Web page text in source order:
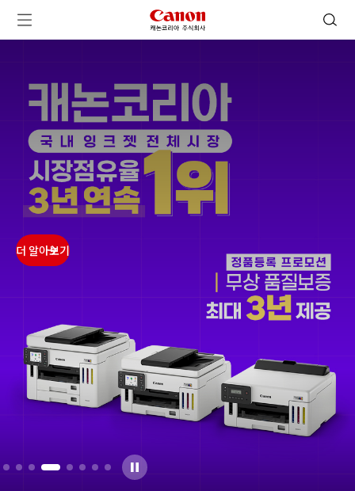
메뉴 열기 캐논코리아 주식회사 로고 검색 열기
ㅤㅤ
ㅤㅤ
ㅤㅤ
ㅤㅤ
더 알아보기